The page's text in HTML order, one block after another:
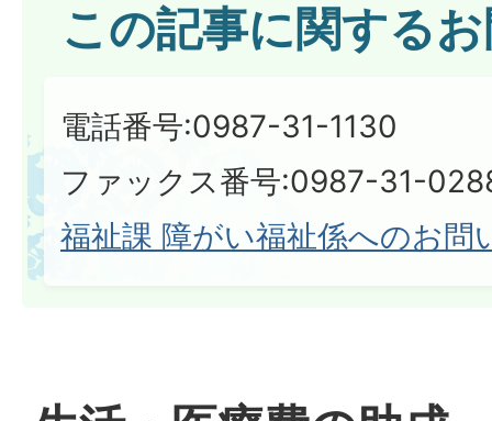
この記事に関する
電話番号:0987-31-1130
ファックス番号:0987-31-
福祉課 障がい福祉係へのお問